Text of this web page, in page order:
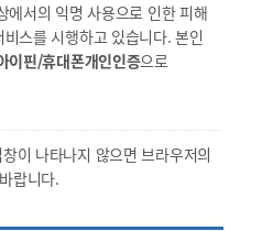
에서의 익명 사용으로 인한 피해
스를 시행하고 있습니다. 본인
이핀/휴대폰개인인증으로
이 나타나지 않으면 브라우저의
랍니다.